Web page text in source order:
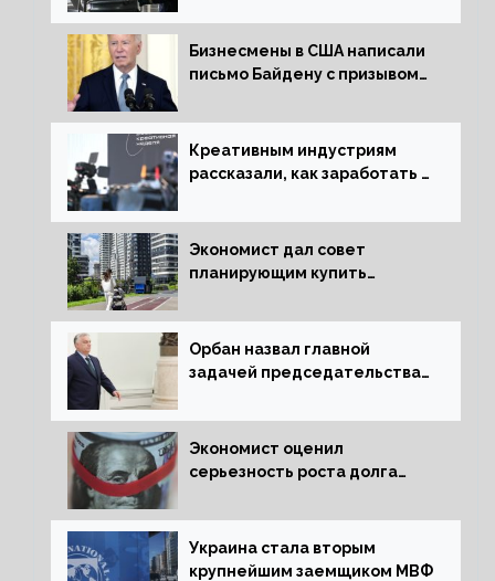
Бизнесмены в США написали
письмо Байдену с призывом
Креативным индустриям
рассказали, как заработать 2
экономики
Экономист дал совет
планирующим купить
Орбан назвал главной
задачей председательства
за мир
Экономист оценил
серьезность роста долга
Украина стала вторым
крупнейшим заемщиком МВФ